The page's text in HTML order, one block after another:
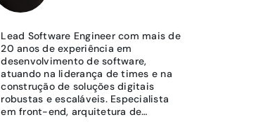
Lead Software Engineer com mais de
20 anos de experiência em
desenvolvimento de software,
atuando na liderança de times e na
construção de soluções digitais
robustas e escaláveis. Especialista
em front-end, arquitetura de